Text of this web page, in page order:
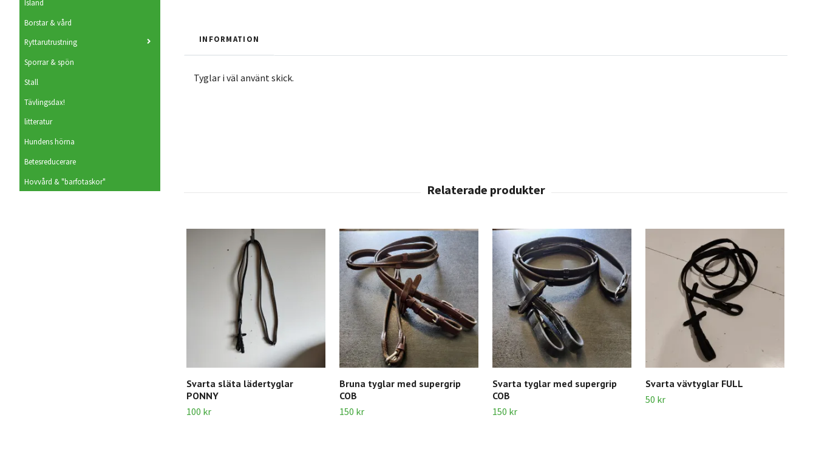
Island
Borstar & vård
Ryttarutrustning
Sporrar & spön
Stall
Tävlingsdax!
litteratur
Hundens hörna
Betesreducerare
Hovvård & "barfotaskor"
INFORMATION
Tyglar i väl använt skick.
Svarta släta lädertyglar
PONNY
100 kr
Bruna tyglar med supergrip
COB
150 kr
Svarta tyglar med supergrip
COB
150 kr
Svarta vävtyglar FULL
50 kr